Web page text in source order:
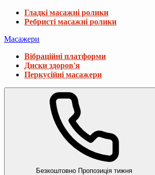
Гладкі масажні ролики
Ребристі масажні ролики
Масажери
Вібраційні платформи
Диски здоров'я
Перкусійні масажери
Безкоштовно Пропозиція тижня